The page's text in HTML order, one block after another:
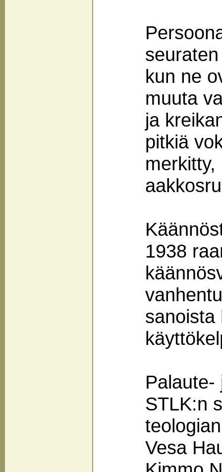
kun ne
muuta
ja
pitkiä
1938
sanoista
Palaute-
STLK:n
Vesa